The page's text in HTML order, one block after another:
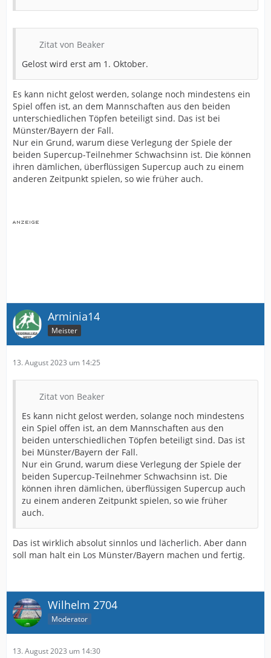
Zitat von Beaker
Gelost wird erst am 1. Oktober.
Es kann nicht gelost werden, solange noch mindestens ein
Spiel offen ist, an dem Mannschaften aus den beiden
unterschiedlichen Töpfen beteiligt sind. Das ist bei
Münster/Bayern der Fall.
Nur ein Grund, warum diese Verlegung der Spiele der
beiden Supercup-Teilnehmer Schwachsinn ist. Die können
ihren dämlichen, überflüssigen Supercup auch zu einem
anderen Zeitpunkt spielen, so wie früher auch.
Arminia14
Meister
13. August 2023 um 14:25
Zitat von Beaker
Es kann nicht gelost werden, solange noch mindestens
ein Spiel offen ist, an dem Mannschaften aus den
beiden unterschiedlichen Töpfen beteiligt sind. Das ist
bei Münster/Bayern der Fall.
Nur ein Grund, warum diese Verlegung der Spiele der
beiden Supercup-Teilnehmer Schwachsinn ist. Die
können ihren dämlichen, überflüssigen Supercup auch
zu einem anderen Zeitpunkt spielen, so wie früher
auch.
Das ist wirklich absolut sinnlos und lächerlich. Aber dann
soll man halt ein Los Münster/Bayern machen und fertig.
Wilhelm 2704
Moderator
13. August 2023 um 14:30